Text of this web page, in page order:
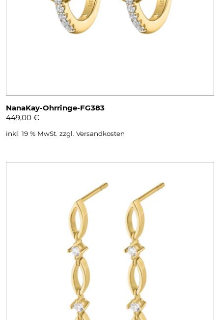
NanaKay-Ohrringe-FG383
449,00 €
inkl. 19 % MwSt. zzgl. Versandkosten